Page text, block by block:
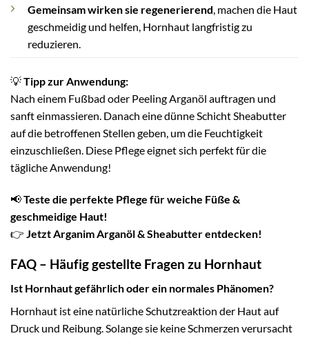
Gemeinsam wirken sie regenerierend, machen die Haut
geschmeidig und helfen, Hornhaut langfristig zu
reduzieren.
💡Tipp zur Anwendung:
Nach einem Fußbad oder Peeling Arganöl auftragen und
sanft einmassieren. Danach eine dünne Schicht Sheabutter
auf die betroffenen Stellen geben, um die Feuchtigkeit
einzuschließen. Diese Pflege eignet sich perfekt für die
tägliche Anwendung!
📢Teste die perfekte Pflege für weiche Füße &
geschmeidige Haut!
👉 Jetzt Arganim Arganöl & Sheabutter entdecken!
FAQ – Häufig gestellte Fragen zu Hornhaut
Ist Hornhaut gefährlich oder ein normales Phänomen?
Hornhaut ist eine natürliche Schutzreaktion der Haut auf
Druck und Reibung. Solange sie keine Schmerzen verursacht